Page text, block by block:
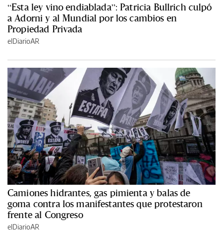
“Esta ley vino endiablada”: Patricia Bullrich culpó
a Adorni y al Mundial por los cambios en
Propiedad Privada
elDiarioAR
Camiones hidrantes, gas pimienta y balas de
goma contra los manifestantes que protestaron
frente al Congreso
elDiarioAR